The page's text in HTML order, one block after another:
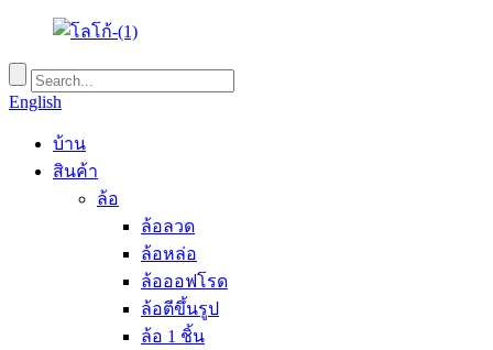
English
บ้าน
สินค้า
ล้อ
ล้อลวด
ล้อหล่อ
ล้อออฟโรด
ล้อตีขึ้นรูป
ล้อ 1 ชิ้น